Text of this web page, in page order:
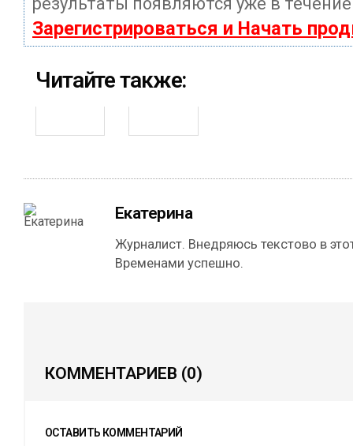
Зарегистрироваться и Начать
Читайте также:
Екатерина
Журналист. Внедряюсь текстово в
Временами успешно.
КОММЕНТАРИЕВ (0)
ОСТАВИТЬ КОММЕНТАРИЙ